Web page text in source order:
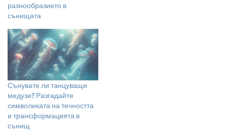
разнообразието в
сънищата
Сънувате ли танцуващи
медузи? Разгадайте
символиката на течността
и трансформацията в
сънищ